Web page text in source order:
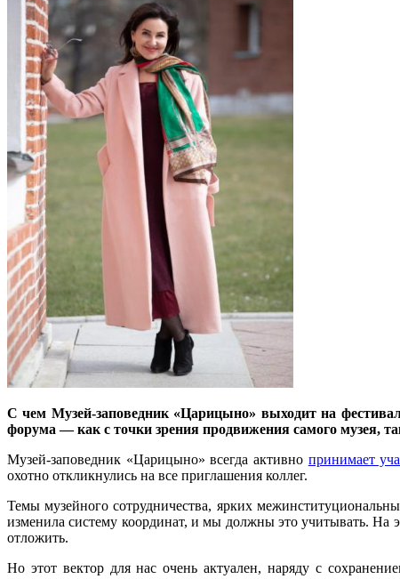
С чем Музей-заповедник «Царицыно» выходит на
форума — как с точки зрения продвижения самого музея,
Музей-заповедник «Царицыно» всегда активно принимает
охотно откликнулись на все приглашения коллег.
Темы музейного сотрудничества, ярких
изменила систему координат, и мы должны это учитывать. На
отложить.
Но этот вектор для нас очень актуален, наряду с